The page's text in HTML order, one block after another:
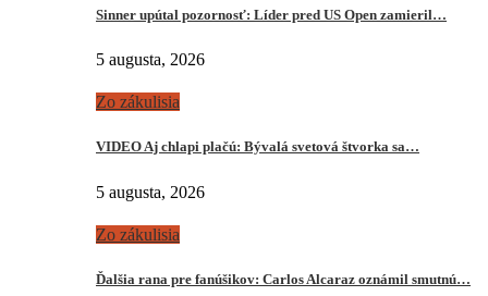
Sinner upútal pozornosť: Líder pred US Open zamieril…
5 augusta, 2026
Zo zákulisia
VIDEO Aj chlapi plačú: Bývalá svetová štvorka sa…
5 augusta, 2026
Zo zákulisia
Ďalšia rana pre fanúšikov: Carlos Alcaraz oznámil smutnú…